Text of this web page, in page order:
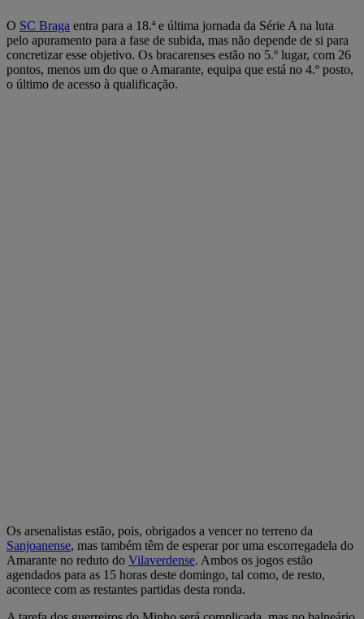
O SC Braga entra para a 18.ª e última jornada da Série A na luta
pelo apuramento para a fase de subida, mas não depende de si para
concretizar esse objetivo. Os bracarenses estão no 5.º lugar, com 26
pontos, menos um do que o Amarante, equipa que está no 4.º posto,
o último de acesso à qualificação.
Os arsenalistas estão, pois, obrigados a vencer no terreno da
Sanjoanense, mas também têm de esperar por uma escorregadela do
Amarante no reduto do Vilaverdense. Ambos os jogos estão
agendados para as 15 horas deste domingo, tal como, de resto,
acontece com as restantes partidas desta ronda.